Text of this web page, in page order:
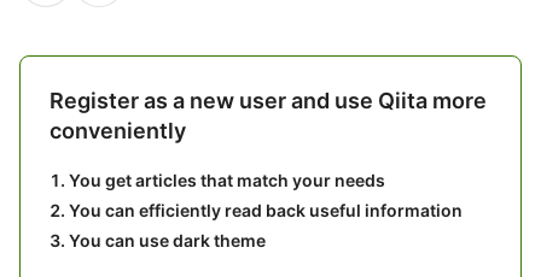
Register as a new user and use Qiita more
conveniently
You get articles that match your needs
You can efficiently read back useful information
You can use dark theme